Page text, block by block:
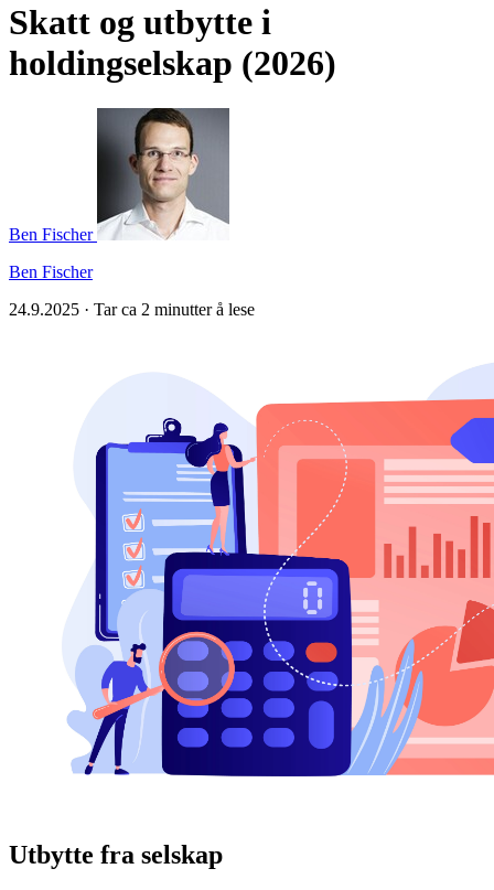
Skatt og utbytte i
holdingselskap (2026)
Ben Fischer
Ben Fischer
24.9.2025 · Tar ca 2 minutter å lese
Utbytte fra selskap